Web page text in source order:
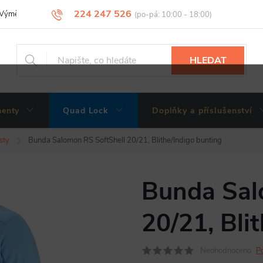
224 247 526
vrácení a reklamace zboží Obchodní podmínky
HLEDAT
Quad Lock Doplňky a příslušenství
Bunda Salomon RS SoftShell 20/21, Blithe/Indigo bunting
Bunda
20/21,